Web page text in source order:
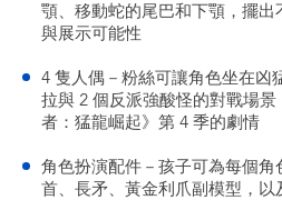
顎、移動蛇的尾巴和下顎，擺
與展示可能性
4 隻人偶－粉絲可讓角色坐在凶
拉與 2 個反派強酸怪的對戰場
者：猛龍崛起》第 4 季的劇情
角色扮演配件－孩子可為每個
首、長矛、黃金利爪副模型，